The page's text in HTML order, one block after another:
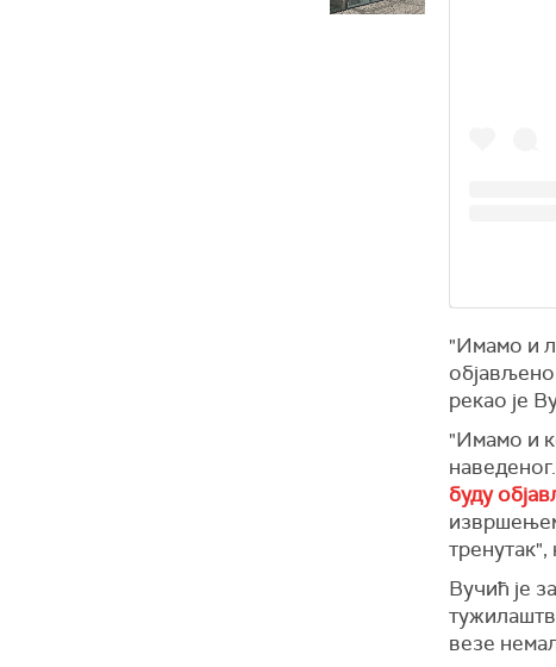
"Имамо и
рекао је
"Имамо и
буду
тренутак",
Вучић је
везе